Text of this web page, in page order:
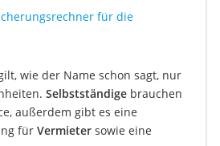
für die
wie der Name schon sagt, nur
Selbstständige brauchen
außerdem gibt es eine
für Vermieter sowie eine